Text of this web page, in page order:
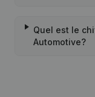
Quel est le
Automotive?